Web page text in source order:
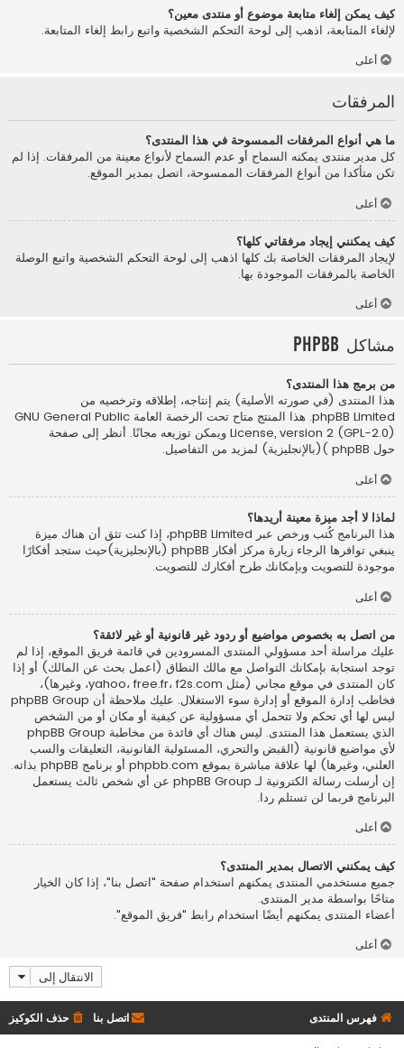
كيف يمكن إلغاء متابعة موضوع أو منتدى معين؟
لإلغاء المتابعة، اذهب إلى لوحة التحكم الشخصية واتبع رابط إلغاء المتابعة.
أعلى
المرفقات
ما هي أنواع المرفقات الممسوحة في هذا المنتدى؟
كل مدير منتدى يمكنه السماح أو عدم السماح لأنواع معينة من المرفقات. إذا لم
تكن متأكدا من أنواع المرفقات الممسوحة، اتصل بمدير الموقع.
أعلى
كيف يمكنني إيجاد مرفقاتي كلها؟
لإيجاد المرفقات الخاصة بك كلها اذهب إلى لوحة التحكم الشخصية واتبع الوصلة
الخاصة بالمرفقات الموجودة بها.
أعلى
مشاكل phpBB
من برمج هذا المنتدى؟
هذا المنتدى (في صورته الأصلية) يتم إنتاجه، إطلاقه وترخصيه من
phpBB Limited
. هذا المنتج متاح تحت الرخصة العامة GNU General Public
License, version 2 (GPL-2.0) ويمكن توزيعه مجانًا. أنظر إلى صفحة
حول phpBB )(بالإنجليزية)
لمزيد من التفاصيل.
أعلى
لماذا لا أجد ميزة معينة أريدها؟
هذا البرنامج كُتب ورخص عبر phpBB Limited، إذا كنت تثق أن هناك ميزة
ينبغي توافرها الرجاء زيارة مركز أفكار phpBB (بالإنجليزية)
حيث ستجد أفكارًا
موجودة للتصويت وبإمكانك طرح أفكارك للتصويت.
أعلى
من اتصل به بخصوص مواضيع أو ردود غير قانونية أو غير لائقة؟
عليك مراسلة أحد مسؤولي المنتدى المسرودين في قائمة فريق الموقع، إذا لم
توجد استجابة بإمكانك التواصل مع مالك النطاق (اعمل بحث عن المالك) أو إذا
كان المنتدى في موقع مجاني (مثل yahoo، free.fr، f2s.com، وغيرها)،
فخاطب إدارة الموقع أو إدارة سوء الاستغلال. عليك ملاحظة أن phpBB Group
ليس لها أي تحكم ولا تتحمل أي مسؤولية عن كيفية أو مكان أو من الشخص
الذي يستعمل هذا المنتدى. ليس هناك أي فائدة من مخاطبة phpBB Group
لأي مواضيع قانونية (القبض والتحري، المسئولية القانونية، التعليقات والسب
العلني، وغيرها) لها علاقة مباشرة بموقع phpbb.com أو برنامج phpBB بذاته.
إن أرسلت رسالة الكترونية لـ phpBB Group عن أي شخص ثالث يستعمل
البرنامج فربما لن تستلم ردا.
أعلى
كيف يمكنني الاتصال بمدير المنتدى؟
جميع مستخدمي المنتدى يمكنهم استخدام صفحة "اتصل بنا"، إذا كان الخيار
متاحًا بواسطة مدير المنتدى.
أعضاء المنتدى يمكنهم أيضًا استخدام رابط "فريق الموقع".
أعلى
الانتقال إلى
فهرس المنتدى حذف الكوكيز اتصل بنا